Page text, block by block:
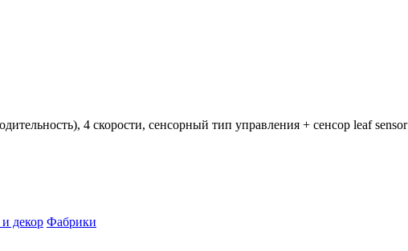
4 скорости, сенсорный тип управления + сенсор leaf sensor
декор Фабрики